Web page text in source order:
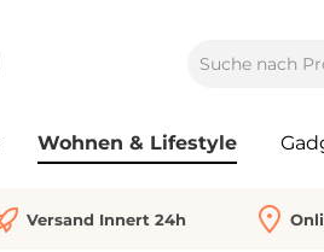
Wohnen & Lifestyle
Versand Innert 24h